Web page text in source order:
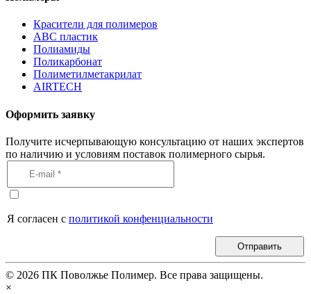
Красители для полимеров
АВС пластик
Полиамиды
Поликарбонат
Полиметилметакрилат
AIRTECH
Оформить заявку
Получите исчерпывающую консультацию от наших экспертов
по наличию и условиям поставок полимерного сырья.
Я согласен с политикой конфенциальности
Отправить
© 2026 ПК Поволжье Полимер. Все права защищены.
×